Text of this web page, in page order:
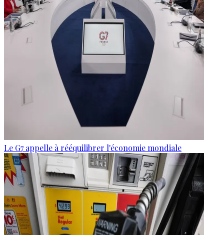
Le G7 appelle à rééquilibrer l'économie mondiale